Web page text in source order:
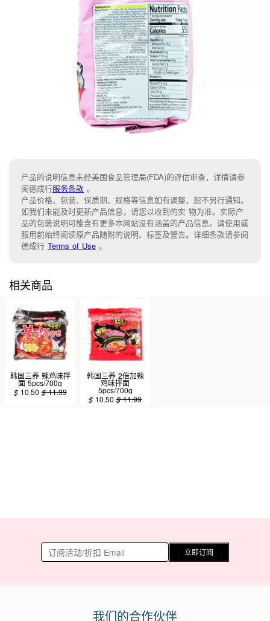
产品的说明信息未经美国食品管理局(FDA)的评估审查，详情请参
阅德成行服务条款 。
产品价格、包装、保质期、规格等信息如有调整，恕不另行通知。
如我们未能及时更新产品信息，请您以收到的实 物为准。实际产
品的包装说明可能含有更多本网站没有涵盖的产品信息。请使用或
服用前始终阅读原产品随附的说明、标签及警告。详细条款请参阅
德成行 Terms of Use 。
相关商品
韩国三养 辣鸡味拌
面 5pcs/700g
$ 10.50 $11.99
韩国三养 2倍加辣
鸡味拌面
5pcs/700g
$ 10.50 $11.99
立即订阅
我们的合作伙伴